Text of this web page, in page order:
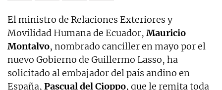
El ministro de Relaciones Exteriores y
Movilidad Humana de Ecuador, Mauricio
Montalvo, nombrado canciller en mayo por el
nuevo Gobierno de Guillermo Lasso, ha
solicitado al embajador del país andino en
España, Pascual del Cioppo, que le remita toda